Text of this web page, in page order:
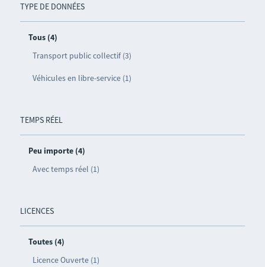
TYPE DE DONNÉES
Tous (4)
Transport public collectif (3)
Véhicules en libre-service (1)
TEMPS RÉEL
Peu importe (4)
Avec temps réel (1)
LICENCES
Toutes (4)
Licence Ouverte (1)